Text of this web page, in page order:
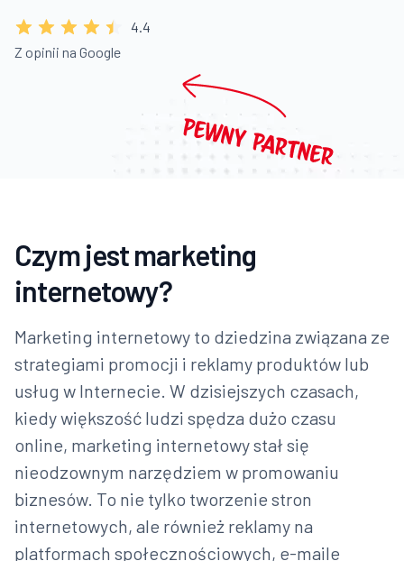
4.4
Z opinii na Google
Czym jest marketing
internetowy?
Marketing internetowy to dziedzina związana ze
strategiami promocji i reklamy produktów lub
usług w Internecie. W dzisiejszych czasach,
kiedy większość ludzi spędza dużo czasu
online, marketing internetowy stał się
nieodzownym narzędziem w promowaniu
biznesów. To nie tylko tworzenie stron
internetowych, ale również reklamy na
platformach społecznościowych, e-maile